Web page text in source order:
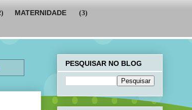
MATERNIDADE (3)
PESQUISAR NO BLOG